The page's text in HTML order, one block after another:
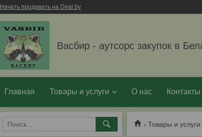
Начать продавать на Deal.by
Васбир - аутсорс закупок в
Главная Товары и услуги О нас Контакты
Товары и услуги